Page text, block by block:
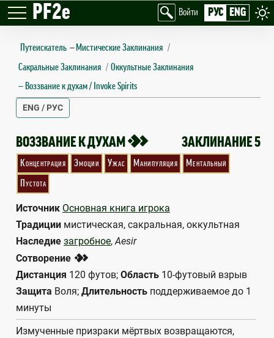
PF2e Войти РУС ENG
Путеискатель — Мистические Заклинания
Сакральные Заклинания
Оккультные Заклинания
Воззвание к духам / Invoke Spirits
ENG / РУС
ВОЗЗВАНИЕ К ДУХАМ
INVOKE SPIRITS 2 ЗАКЛИНАНИЕ 5
Концентрация Эмоции Ужас Манипуляция Ментальный
Пустота
Источник Основная книга игрока
Традиции мистическая, сакральная, оккультная
Наследие загробное,Aesir
Сотворение 2
Дистанция 120 футов; Область 10-футовый взрыв
Защита Воля; Длительность поддерживаемое до 1
минуты
Измученные призраки мёртвых возвращаются,